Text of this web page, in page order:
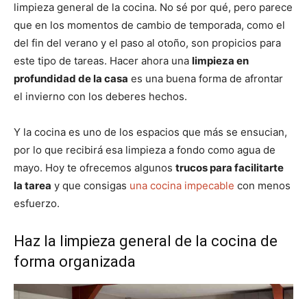
limpieza general de la cocina. No sé por qué, pero parece
que en los momentos de cambio de temporada, como el
del fin del verano y el paso al otoño, son propicios para
este tipo de tareas. Hacer ahora una limpieza en
profundidad de la casa es una buena forma de afrontar
el invierno con los deberes hechos.
Y la cocina es uno de los espacios que más se ensucian,
por lo que recibirá esa limpieza a fondo como agua de
mayo. Hoy te ofrecemos algunos trucos para facilitarte
la tarea y que consigas una cocina impecable con menos
esfuerzo.
Haz la limpieza general de la cocina de
forma organizada